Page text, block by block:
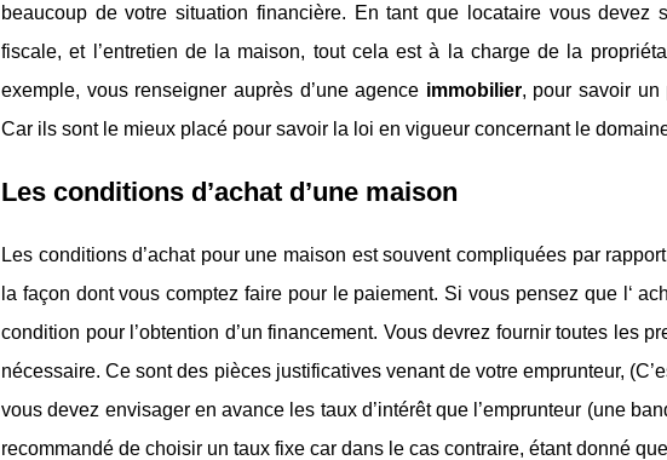
beaucoup de votre situation financière. En tant que locataire vous
fiscale, et l’entretien de la maison, tout cela est à la charge de la
exemple, vous renseigner auprès d’une agence immobilier, pour savoir un
Car ils sont le mieux placé pour savoir la loi en vigueur concernant le
Les conditions d’achat d’une maison
Les conditions d’achat pour une maison est souvent compliquées par
la façon dont vous comptez faire pour le paiement. Si vous pensez que l‘
condition pour l’obtention d’un financement. Vous devrez fournir toutes les
nécessaire. Ce sont des pièces justificatives venant de votre emprunteur,
vous devez envisager en avance les taux d’intérêt que l’emprunteur (une
recommandé de choisir un taux fixe car dans le cas contraire, étant donné